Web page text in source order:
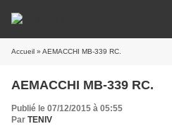
Accueil » AEMACCHI MB-339 RC.
AEMACCHI MB-339 RC.
Publié le 07/12/2015 à 05:55
Par TENIV